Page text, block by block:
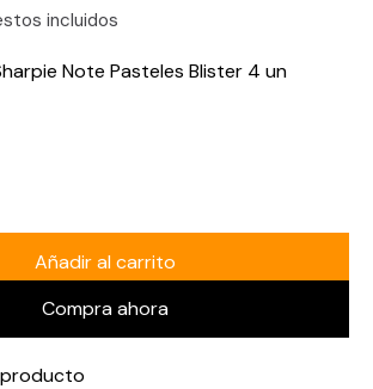
incluidos
Note Pasteles Blister 4 un
Añadir al carrito
Compra ahora